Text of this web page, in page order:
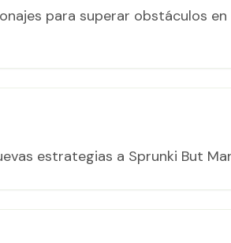
para superar obstáculos
estrategias a Sprunki But